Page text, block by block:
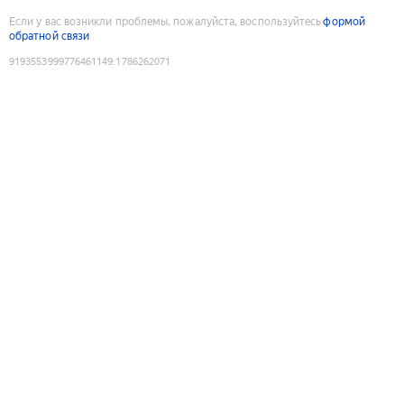
Если у вас возникли проблемы, пожалуйста, воспользуйтесьформой
обратной связи
9193553999776461149:1786262071